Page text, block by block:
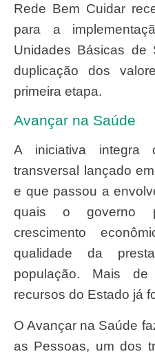
Rede Bem Cuidar
para a
Unidades Básicas de
duplicação dos
primeira etapa.
Avançar na Saúde
A iniciativa integra o Avançar, programa
transversal lançado
e que passou a
quais o governo
crescimento
qualidade da
população. Mais
recursos do Estado já
O Avançar na Saúde faz parte do Avançar para
as Pessoas, um dos